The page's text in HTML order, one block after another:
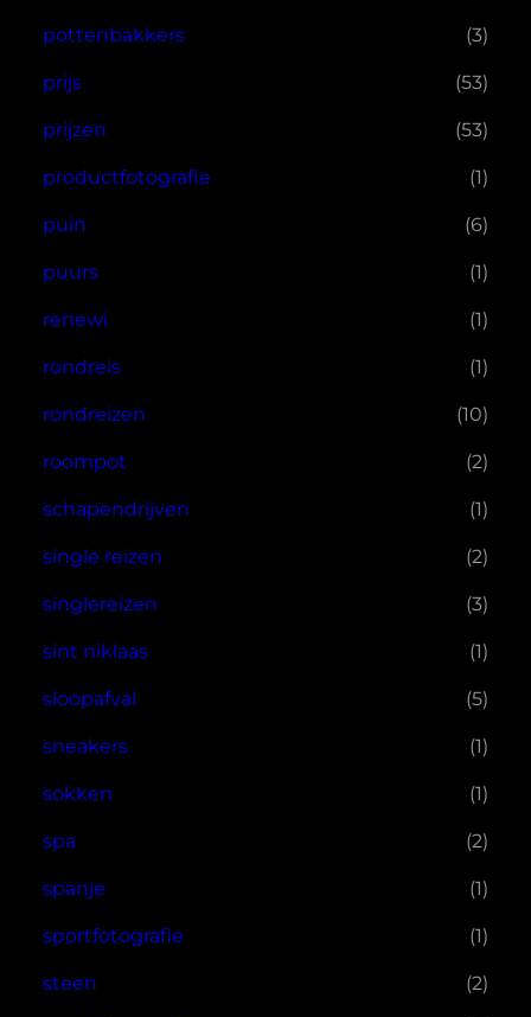
pottenbakkers (3)
prijs (53)
prijzen (53)
productfotografie (1)
puin (6)
puurs (1)
renewi (1)
rondreis (1)
rondreizen (10)
roompot (2)
schapendrijven (1)
single reizen (2)
singlereizen (3)
sint niklaas (1)
sloopafval (5)
sneakers (1)
sokken (1)
spa (2)
spanje (1)
sportfotografie (1)
steen (2)